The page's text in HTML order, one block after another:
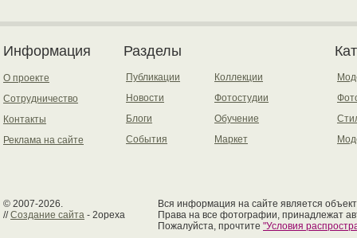
Информация
О проекте
Сотрудничество
Контакты
Реклама на сайте
Разделы
Публикации
Новости
Блоги
События
Коллекции
Фотостудии
Обучение
Маркет
© 2007-2026.
//Создание сайта - 2opexa
Вся информация на сайте является
Права на все фотографии, принадлежат
Пожалуйста, прочтите "Условия